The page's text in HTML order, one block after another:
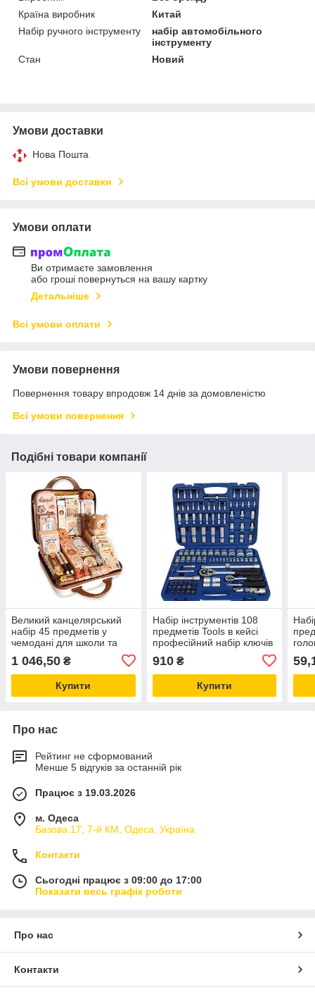
Країна виробник
Китай
Набір ручного інструменту
набір автомобільного
інструменту
Стан
Новий
Умови доставки
Нова Пошта
Всі умови доставки
Умови оплати
Ви отримаєте замовлення
або гроші повернуться на вашу картку
Детальніше
Всі умови оплати
Умови повернення
Повернення товару впродовж 14 днів за домовленістю
Всі умови повернення
Подібні товари компанії
Великий канцелярський
набір 45 предметів у
чемодані для школи та
1 046,50 ₴
Купити
Набір інструментів 108
предметів Tools в кейсі
професійний набір ключів
і головок 1/2 1/4 тріскачка
авто набір
910₴
Купити
Про нас
Рейтинг не сформований
Менше 5 відгуків за останній рік
Працює з 19.03.2026
м. Одеса
Базова 17, 7-й КМ, Одеса, Україна
Контакти
Сьогодні працює з 09:00 до 17:00
Показати весь графік роботи
Про нас
Контакти